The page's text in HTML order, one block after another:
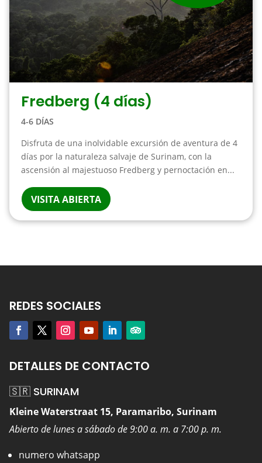
Fredberg (4 días)
4-6 DÍAS
Disfruta de una inolvidable excursión de aventura de 4
días por la naturaleza salvaje de Surinam, con la
ascensión al majestuoso Fredberg y pernoctación en...
VISITA ABIERTA
REDES SOCIALES
DETALLES DE CONTACTO
🇸🇷 SURINAM
Kleine Waterstraat 15, Paramaribo, Surinam
Abierto de lunes a sábado de 9:00 a. m. a 7:00 p. m.
numero whatsapp